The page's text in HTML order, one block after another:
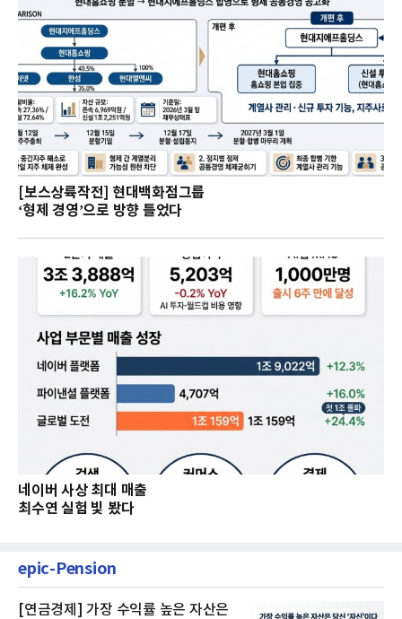
[보스상륙작전] 현대백화점그룹
‘형제 경영’으로 방향 틀었다
네이버 사상 최대 매출
최수연 실험 빛 봤다
epic-Pension
[연금경제] 가장 수익률 높은 자산은